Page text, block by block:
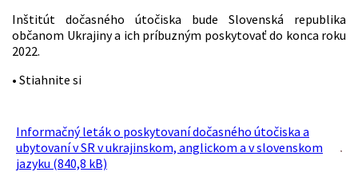
Inštitút dočasného útočiska bude Slovenská republika
občanom Ukrajiny a ich príbuzným poskytovať do konca roku
2022.
• Stiahnite si
Informačný leták o poskytovaní dočasného útočiska a
ubytovaní v SR v ukrajinskom, anglickom a v slovenskom
jazyku (840,8 kB)